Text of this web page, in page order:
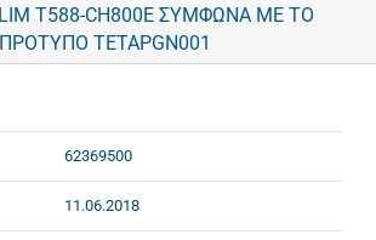
T588-CH800E ΣΥΜΦΩΝΑ ΜΕ ΤΟ
ΠΡΟΤΥΠΟ TETAPGN001
62369500
11.06.2018